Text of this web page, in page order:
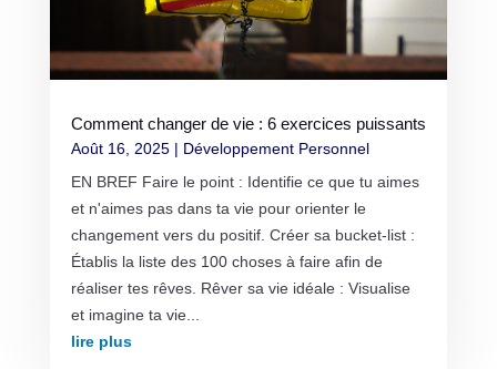
Comment changer de vie : 6 exercices puissants
Août 16, 2025| Développement Personnel
EN BREF Faire le point : Identifie ce que tu aimes
et n'aimes pas dans ta vie pour orienter le
changement vers du positif. Créer sa bucket-list :
Établis la liste des 100 choses à faire afin de
réaliser tes rêves. Rêver sa vie idéale : Visualise
et imagine ta vie...
lire plus